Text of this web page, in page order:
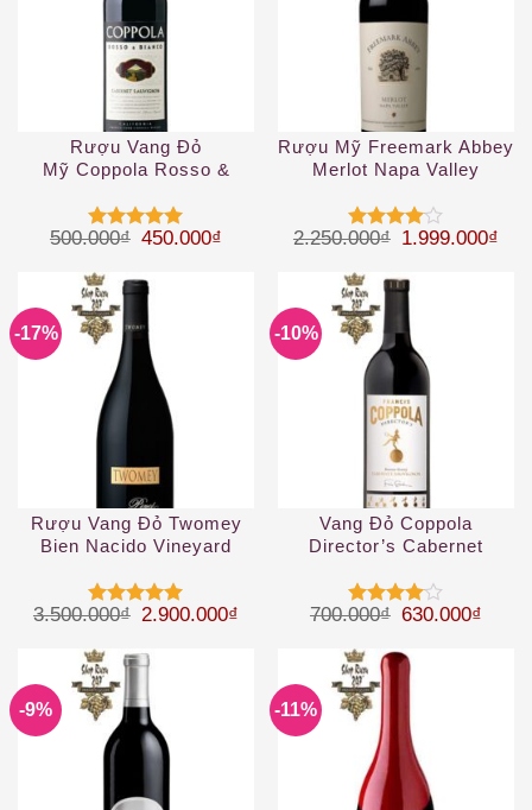
Rượu Vang Đỏ
Mỹ Coppola Rosso &
Sauvignon
Được xếp
sao
500.000₫ Giá gốc là: 500.000₫.
450.000₫ Giá hiện tại là: 450.000₫.
Rượu Mỹ Freemark Abbey
Merlot Napa Valley
Được
45 sao
2.250.000₫ Giá gốc là:
1.999.000₫
-17%
Rượu Vang Đỏ Twomey
Bien Nacido Vineyard
Được xếp
sao
3.500.000₫ Giá gốc là: 3.500.000₫.
2.900.000₫ Giá hiện tại là: 2.900.000₫.
-10%
Vang Đỏ Coppola
Director’s Cabernet
Được
45 sao
700.000₫ Giá gốc là:
630.000₫
-9% -11%